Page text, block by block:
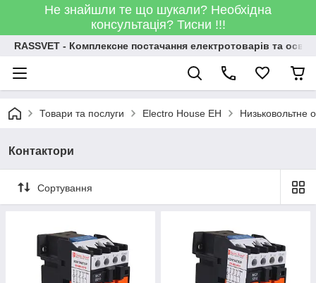
Не знайшли те що шукали? Необхідна
консультація? Тисни !!!
RASSVET - Комплексне постачання електротоварів та
Товари та послуги Electro House EH Низьковольтне
Контактори
Сортування